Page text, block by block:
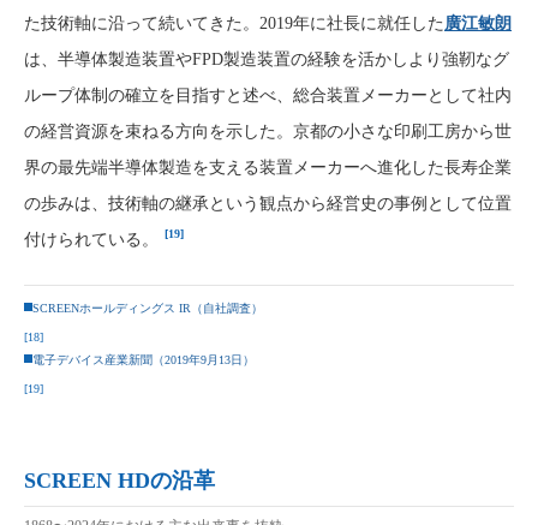
た技術軸に沿って続いてきた。2019年に社長に就任した 廣江敏朗
は、半導体製造装置やFPD製造装置の経験を活かしより強靭なグ
ループ体制の確立を目指すと述べ、総合装置メーカーとして社内
の経営資源を束ねる方向を示した。京都の小さな印刷工房から世
界の最先端半導体製造を支える装置メーカーへ進化した長寿企業
の歩みは、技術軸の継承という観点から経営史の事例として位置
付けられている。
[19]
SCREENホールディングス IR（自社調査）
[18]
電子デバイス産業新聞（2019年9月13日）
[19]
SCREEN HDの沿革